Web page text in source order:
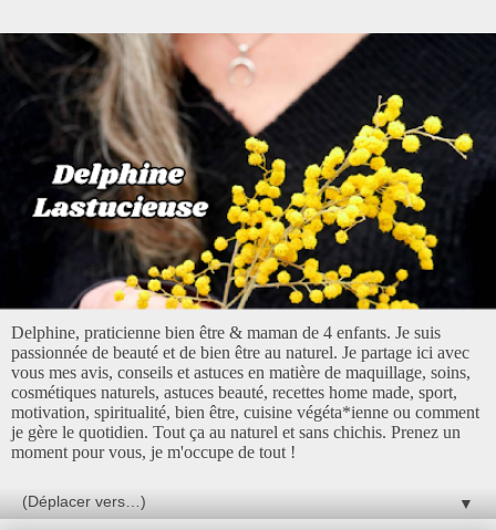
Delphine, praticienne bien être & maman de 4 enfants. Je suis
passionnée de beauté et de bien être au naturel. Je partage ici avec
vous mes avis, conseils et astuces en matière de maquillage, soins,
cosmétiques naturels, astuces beauté, recettes home made, sport,
motivation, spiritualité, bien être, cuisine végéta*ienne ou comment
je gère le quotidien. Tout ça au naturel et sans chichis. Prenez un
moment pour vous, je m'occupe de tout !
▼